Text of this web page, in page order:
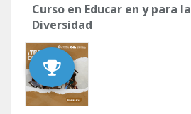
Curso en Educar en y para la
Diversidad